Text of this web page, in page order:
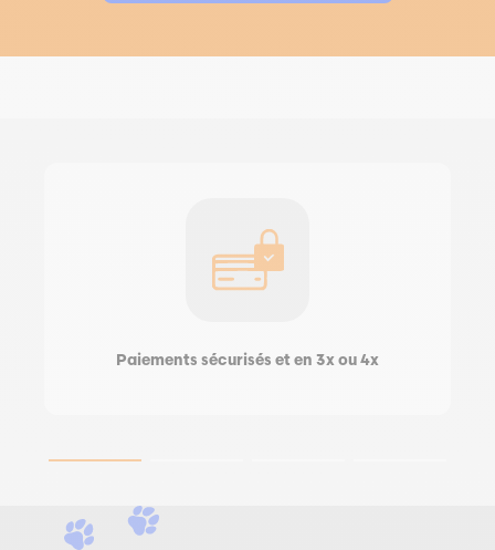
Paiements sécurisés et en 3x ou 4x